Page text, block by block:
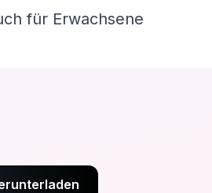
für Erwachsene